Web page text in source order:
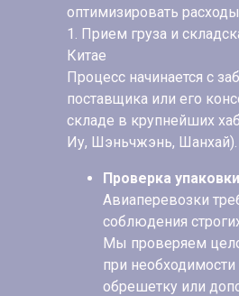
оптимизировать
1. Прием груза и
Китае
Процесс начинается с
поставщика или его
складе в крупнейших
Иу, Шэньчжэнь, Шанхай).
Проверка
Авиаперевозки
соблюдения
Мы проверяем
при
обрешетку или